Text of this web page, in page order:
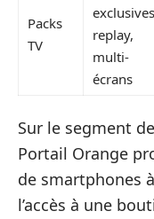
Packs
TV
replay,
multi-
écrans
Sur le segment
Portail Orange
de smartphones
l’accès à une